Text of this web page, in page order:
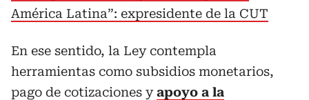
América Latina”: expresidente de la CUT
En ese sentido, la Ley contempla
herramientas como subsidios monetarios,
pago de cotizaciones yapoyo a la